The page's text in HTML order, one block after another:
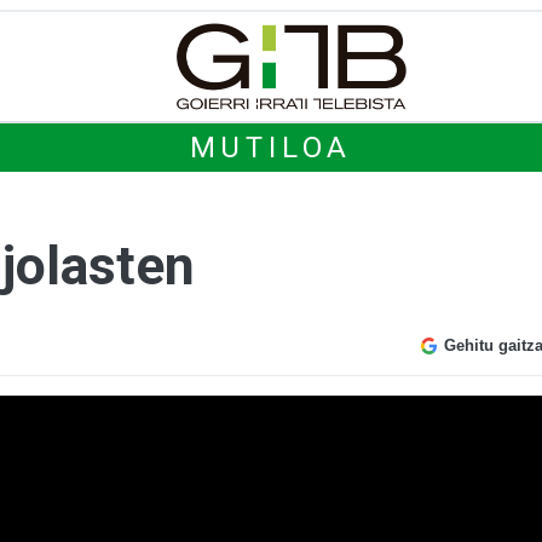
MUTILOA
Gehitu